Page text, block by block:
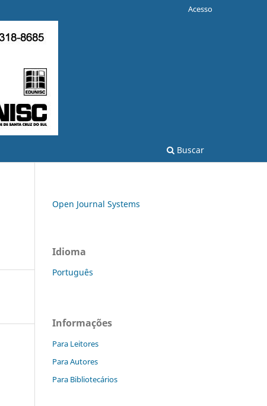
Buscar
Acesso
Open Journal Systems
Idioma
Português
Informações
Para Leitores
Para Autores
Para Bibliotecários